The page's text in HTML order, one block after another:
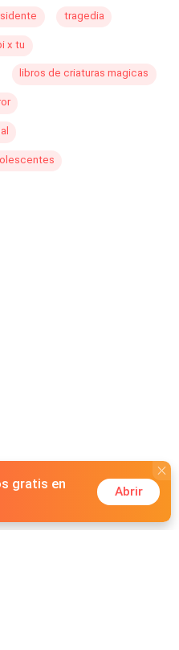
menos que para su
tragedia
x tu
libros de criaturas magicas
gratis en
Abrir